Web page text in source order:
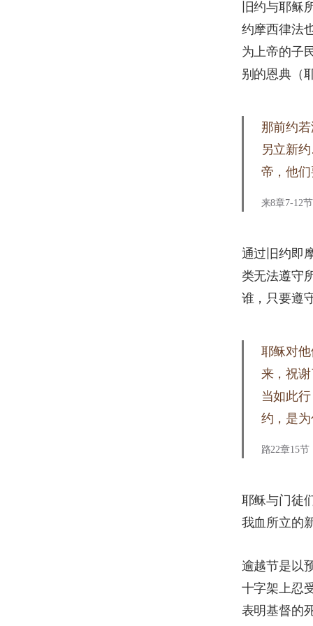
旧约与耶稣
约摩西律法
为上帝的子
别的恩典（
那前约
另立新
帝，他
来8章7-12节
通过旧约即
类无法遵守
谁，只要遵
耶稣对
来，祝
当如此
约，是
路22章15节
耶稣与门徒
我血所立的
逾越节是以
十字架上忍
表明基督的